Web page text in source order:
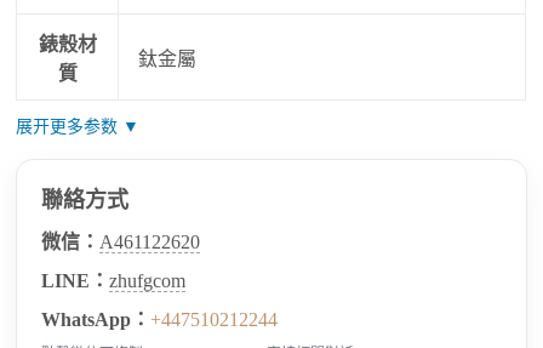
錶殼材
質
鈦金屬
展开更多参数 ▼
聯絡方式
微信： A461122620
LINE：zhufgcom
WhatsApp：+447510212244